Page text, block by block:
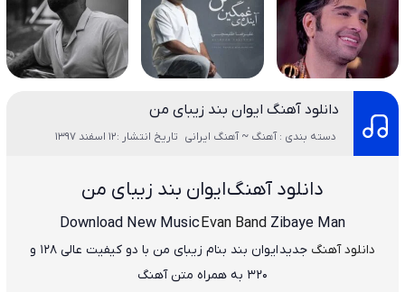
دانلود آهنگ ایوان بند زیبای من
دسته بندی : آهنگ ~ آهنگ ایرانی تاریخ انتشار :12 اسفند 1397
دانلود آهنگایوان بند زیبای من
Download New MusicEvan Band Zibaye Man
دانلود آهنگ جدید ایوان بند بنام زیبای من
با دو کیفیت عالی ۱۲۸ و
۳۲۰ به همراه متن آهنگ